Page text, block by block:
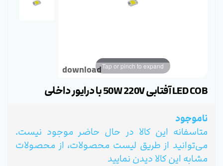
downloadTap or pinch to expand
LED COB آفتابی 50W 220V با درایور داخلی
ناموجود
متاسفانه این کالا در حال حاضر موجود نیست.
می‌توانید از طریق لیست محصولات، از محصولات
مشابه این کالا دیدن نمایید